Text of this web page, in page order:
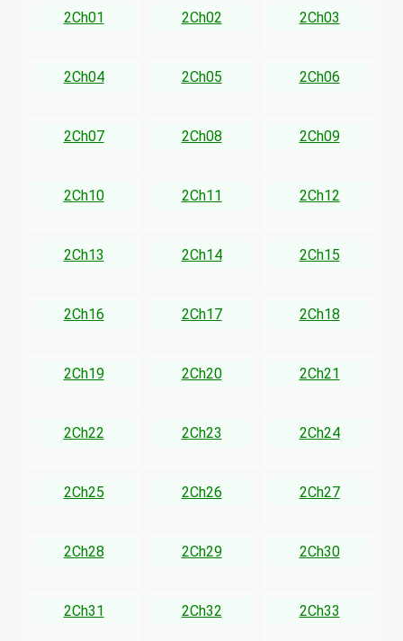
2Ch01 2Ch02 2Ch03
2Ch04 2Ch05 2Ch06
2Ch07 2Ch08 2Ch09
2Ch10 2Ch11 2Ch12
2Ch13 2Ch14 2Ch15
2Ch16 2Ch17 2Ch18
2Ch19 2Ch20 2Ch21
2Ch22 2Ch23 2Ch24
2Ch25 2Ch26 2Ch27
2Ch28 2Ch29 2Ch30
2Ch31 2Ch32 2Ch33